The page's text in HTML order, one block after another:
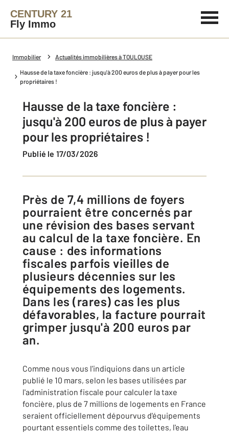
CENTURY 21
Fly Immo
Immobilier Actualités immobilières à TOULOUSE
Hausse de la taxe foncière : jusqu'à 200 euros de plus à payer pour les
propriétaires !
Hausse de la taxe foncière :
jusqu'à 200 euros de plus à payer
pour les propriétaires !
Publié le 17/03/2026
Près de 7,4 millions de foyers
pourraient être concernés par
une révision des bases servant
au calcul de la taxe foncière. En
cause : des informations
fiscales parfois vieilles de
plusieurs décennies sur les
équipements des logements.
Dans les (rares) cas les plus
défavorables, la facture pourrait
grimper jusqu'à 200 euros par
an.
Comme nous vous l'indiquions dans un article
publié le 10 mars, selon les bases utilisées par
l'administration fiscale pour calculer la taxe
foncière, plus de 7 millions de logements en France
seraient officiellement dépourvus d'équipements
pourtant essentiels comme des toilettes, l'eau